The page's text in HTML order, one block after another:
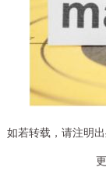
如若转载，请注明